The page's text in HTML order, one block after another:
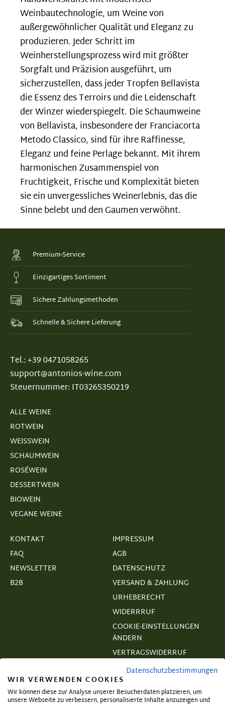
Weinbautechnologie, um Weine von
außergewöhnlicher Qualität und Eleganz zu
produzieren.Jeder Schritt im
Weinherstellungsprozess wird mit größter
Sorgfalt und Präzision ausgeführt, um
sicherzustellen, dass jeder Tropfen Bellavista
die Essenz des Terroirs und die Leidenschaft
der Winzer wiederspiegelt. Die Schaumweine
von Bellavista, insbesondere der Franciacorta
Metodo Classico, sind für ihre Raffinesse,
Eleganz und feine Perlage bekannt. Mit ihrem
harmonischen Zusammenspiel von
Fruchtigkeit, Frische und Komplexität bieten
sie ein unvergessliches Weinerlebnis, das die
Sinne belebt und den Gaumen verwöhnt.
Premium-Service
Einzigartiges Sortiment
Sichere Zahlungsmethoden
Schnelle & Sichere Lieferung
Tel.: +39 0471058265
support@antonios-wine.com
Steuernummer: IT03265350219
ALLE WEINE
ROTWEIN
WEISSWEIN
SCHAUMWEIN
ROSÉWEIN
DESSERTWEIN
BIOWEIN
VEGANE WEINE
KONTAKT
FAQ
NEWSLETTER
B2B
IMPRESSUM
AGB
DATENSCHUTZ
VERSAND & ZAHLUNG
URHEBERECHT
WIDERRRUF
COOKIE-EINSTELLUNGEN
ÄNDERN
VERTRAGSWIDERRUF
Datenschutzbestimmungen
WIR VERWENDEN COOKIES
Wir können diese zur Analyse unserer Besucherdaten platzieren, um
unsere Webseite zu verbessern, personalisierte Inhalte anzuzeigen und